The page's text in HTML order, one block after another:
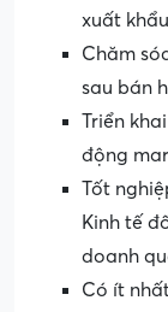
xuất
Chăm
sau bán
Triển
động
Tốt
Kinh tế
doanh
Có ít